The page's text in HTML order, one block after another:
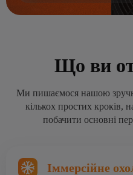
Що ви
Ми пишаємося нашою
кількох простих кроків,
побачити основні
Іммерсійне